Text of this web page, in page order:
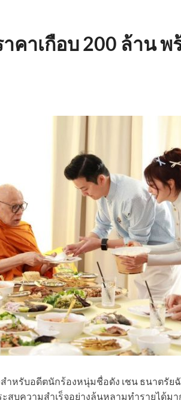
คาเกือบ 200 ล้าน พ
ำหรับอดีตนักร้องหนุ่มชื่อดัง เชน ธนาตรัย
บความสำเร็จอย่างล้นหลามทำรายได้มา